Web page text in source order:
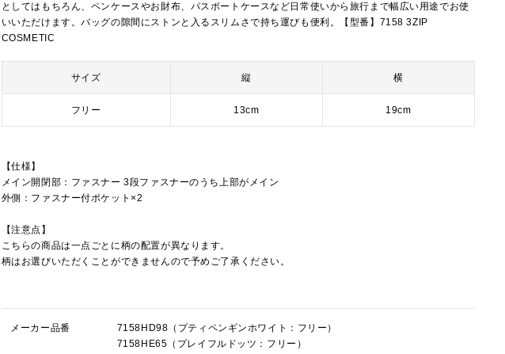
としてはもちろん、ペンケースやお財布、パスポートケースなど日常使いから旅行まで幅広い用途でお使
いいただけます。バッグの隙間にストンと入るスリムさで持ち運びも便利。【型番】7158 3ZIP
COSMETIC
サイズ 縦 横
フリー 13cm 19cm
【仕様】
メイン開閉部：ファスナー 3段ファスナーのうち上部がメイン
外側：ファスナー付ポケット×2
【注意点】
こちらの商品は一点ごとに柄の配置が異なります。
柄はお選びいただくことができませんので予めご了承ください。
メーカー品番
7158HD98（プティペンギンホワイト：フリー）
7158HE65（プレイフルドッツ：フリー）